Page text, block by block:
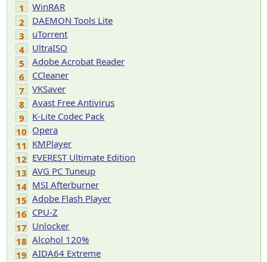
1
WinRAR
2
DAEMON Tools Lite
3
uTorrent
4
UltraISO
5
Adobe Acrobat Reader
6
CCleaner
7
VKSaver
8
Avast Free Antivirus
9
K-Lite Codec Pack
10 Opera
11 KMPlayer
12 EVEREST Ultimate Edition
13 AVG PC Tuneup
14 MSI Afterburner
15 Adobe Flash Player
16 CPU-Z
17 Unlocker
18 Alcohol 120%
19 AIDA64 Extreme